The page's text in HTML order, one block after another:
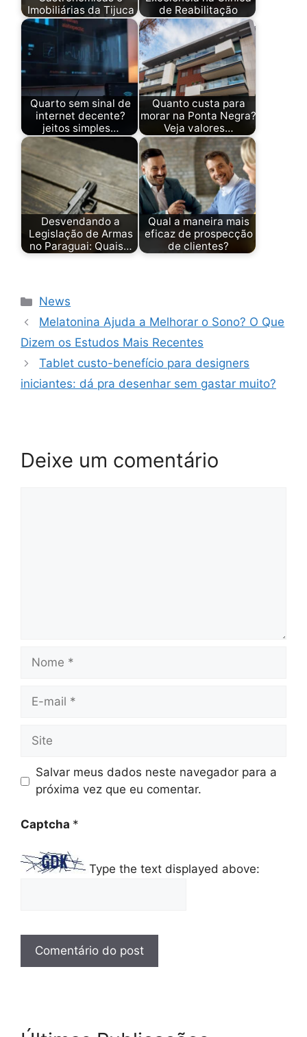
Imobiliárias da Tijuca
de Reabilitação
Quarto sem sinal de
internet decente?
jeitos simples…
Quanto custa para
morar na Ponta Negra?
Veja valores…
Desvendando a
Legislação de Armas
no Paraguai: Quais…
Qual a maneira mais
eficaz de prospecção
de clientes?
Categorias
News
Melatonina Ajuda a Melhorar o Sono? O Que
Dizem os Estudos Mais Recentes
Tablet custo-benefício para designers
iniciantes: dá pra desenhar sem gastar muito?
Deixe um comentário
Nome
Site
Salvar meus dados neste navegador para a
próxima vez que eu comentar.
Captcha *
Type the text displayed above: